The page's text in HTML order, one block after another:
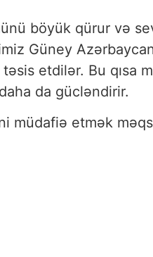
böyük qürur və
Güney
etdilər. Bu qısa
da gücləndirir.
müdafiə etmək